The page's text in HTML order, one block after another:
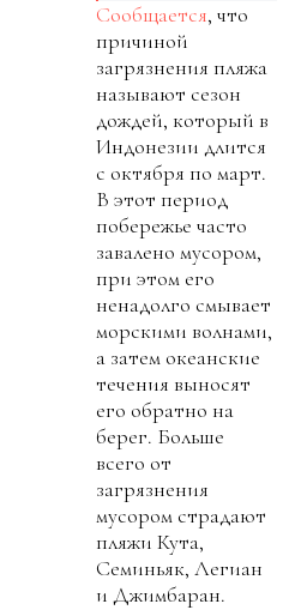
Сообщается, что
причиной
загрязнения пляжа
называют сезон
дождей, который в
Индонезии длится
с октября по март.
В этот период
побережье часто
завалено мусором,
при этом его
ненадолго смывает
морскими волнами,
а затем океанские
течения выносят
его обратно на
берег. Больше
всего от
загрязнения
мусором страдают
пляжи Кута,
Семиньяк, Легиан
и Джимбаран.